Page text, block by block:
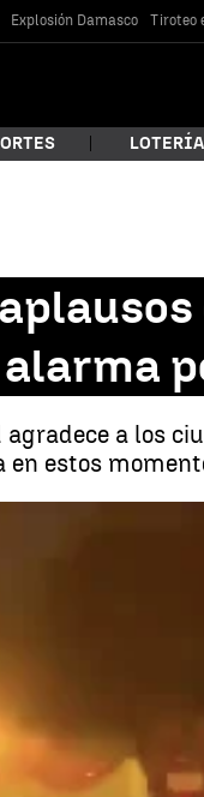
Explosión Damasco Tiroteo
¿Qué
Buscar
alarma
a los
en estos